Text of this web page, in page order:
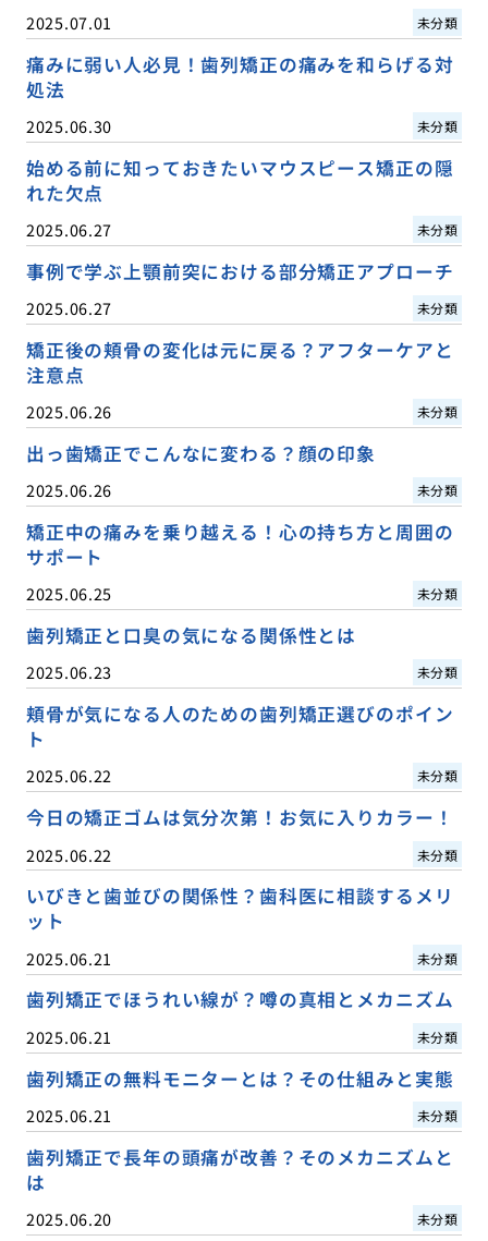
2025.07.01 未分類
痛みに弱い人必見！歯列矯正の痛みを和らげる対
処法
2025.06.30 未分類
始める前に知っておきたいマウスピース矯正の隠
れた欠点
2025.06.27 未分類
事例で学ぶ上顎前突における部分矯正アプローチ
2025.06.27 未分類
矯正後の頬骨の変化は元に戻る？アフターケアと
注意点
2025.06.26 未分類
出っ歯矯正でこんなに変わる？顔の印象
2025.06.26 未分類
矯正中の痛みを乗り越える！心の持ち方と周囲の
サポート
2025.06.25 未分類
歯列矯正と口臭の気になる関係性とは
2025.06.23 未分類
頬骨が気になる人のための歯列矯正選びのポイン
ト
2025.06.22 未分類
今日の矯正ゴムは気分次第！お気に入りカラー！
2025.06.22 未分類
いびきと歯並びの関係性？歯科医に相談するメリ
ット
2025.06.21 未分類
歯列矯正でほうれい線が？噂の真相とメカニズム
2025.06.21 未分類
歯列矯正の無料モニターとは？その仕組みと実態
2025.06.21 未分類
歯列矯正で長年の頭痛が改善？そのメカニズムと
は
2025.06.20 未分類